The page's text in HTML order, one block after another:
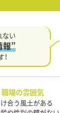
ない
報”
職場の雰囲気
合う風土がある